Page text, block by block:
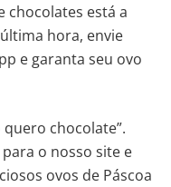
chocolates está a
hora, envie
e garanta seu ovo
quero chocolate”.
o nosso site e
ovos de Páscoa